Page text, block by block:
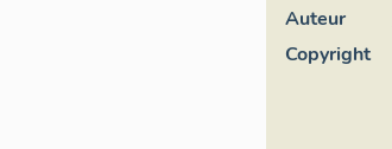
Auteur
Copyright